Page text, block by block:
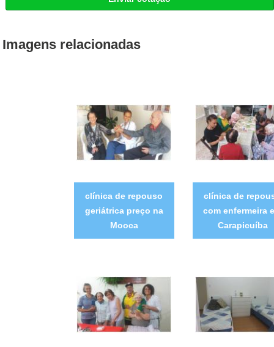
Imagens relacionadas
clínica de repouso
geriátrica preço na
Mooca
clínica de
com enfermeira
Carapicuíba